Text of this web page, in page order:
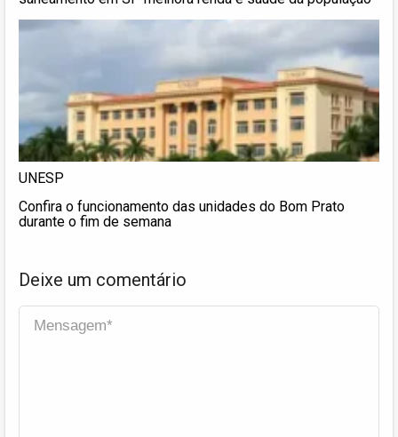
UNESP
Confira o funcionamento das unidades do Bom Prato
durante o fim de semana
Deixe um comentário